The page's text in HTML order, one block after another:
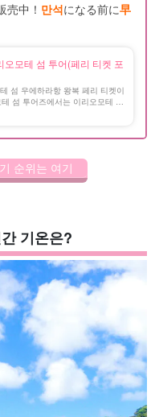
売中！ 만석になる前に早
오모테 섬 투어(페리 티켓 포
섬 우에하라항 왕복 페리 티켓이
섬 투어즈에서는 이리오모테 섬
순위는 여기
기온은?